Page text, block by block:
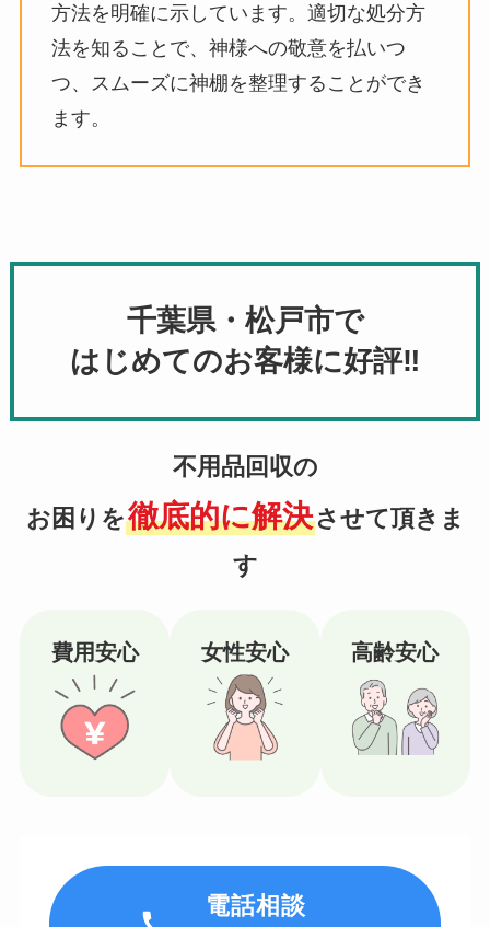
方法を明確に示しています。適切な処分方
法を知ることで、神様への敬意を払いつ
つ、スムーズに神棚を整理することができ
ます。
千葉県・松戸市で
はじめてのお客様に好評‼
不用品回収の
お困りを徹底的に解決させて頂きま
す
費用安心 女性安心 高齢安心
電話相談